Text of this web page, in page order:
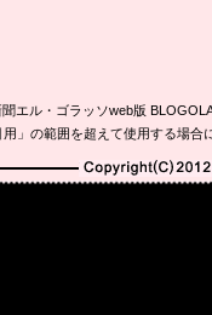
エル・ゴラッソweb版
」の範囲を超えて使用する場
Copyright(C)2010-